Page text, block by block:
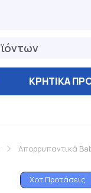
ΚΡΗΤΙΚΑ
Απορρυπαντικά
Χοτ Προτάσεις